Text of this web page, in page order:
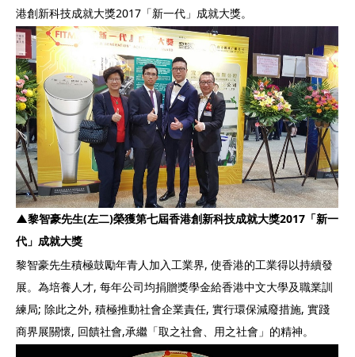
港創新科技成就大獎2017「新一代」成就大獎。
▲黎智豪先生(左二)榮獲第七屆香港創新科技成就大獎2017「新一
代」成就大獎
黎智豪先生積極鼓勵年青人加入工業界, 使香港的工業得以持續發
展。為培養人才, 每年公司均捐贈獎學金給香港中文大學及職業訓
練局; 除此之外, 積極推動社會企業責任, 實行環保減廢措施, 實踐
商界展關懷, 回饋社會,承繼「取之社會、用之社會」的精神。